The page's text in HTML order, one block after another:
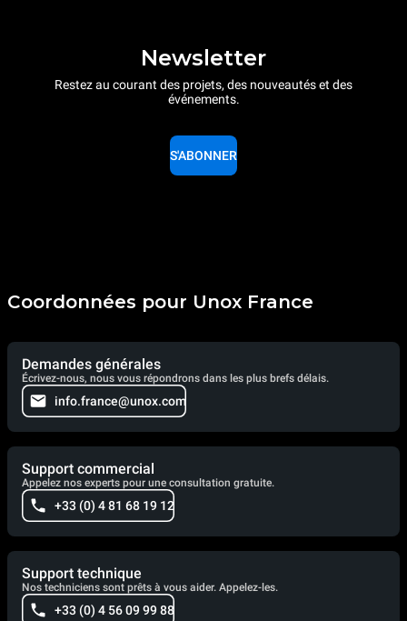
Newsletter
Restez au courant des projets, des nouveautés et des
événements.
S'ABONNER
Coordonnées pour Unox France
Demandes générales
Écrivez-nous, nous vous répondrons dans les plus brefs délais.
info.france@unox.com
Support commercial
Appelez nos experts pour une consultation gratuite.
+33 (0) 4 81 68 19 12
Support technique
Nos techniciens sont prêts à vous aider. Appelez-les.
+33 (0) 4 56 09 99 88